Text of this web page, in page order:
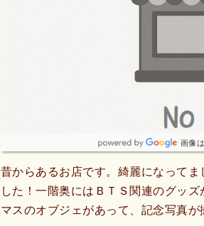
画像
昔からあるお店です。綺麗になって
した！一階奥にはＢＴＳ関連のグッ
マスのオブジェがあって、記念写真が